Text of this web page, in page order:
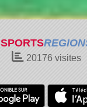
SPORTS
20176visites